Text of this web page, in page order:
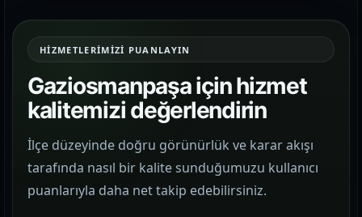
HIZMETLERIMIZI PUANLAYIN
Gaziosmanpaşa için hizmet
kalitemizi değerlendirin
İlçe düzeyinde doğru görünürlük ve karar akışı
tarafında nasıl bir kalite sunduğumuzu kullanıcı
puanlarıyla daha net takip edebilirsiniz.